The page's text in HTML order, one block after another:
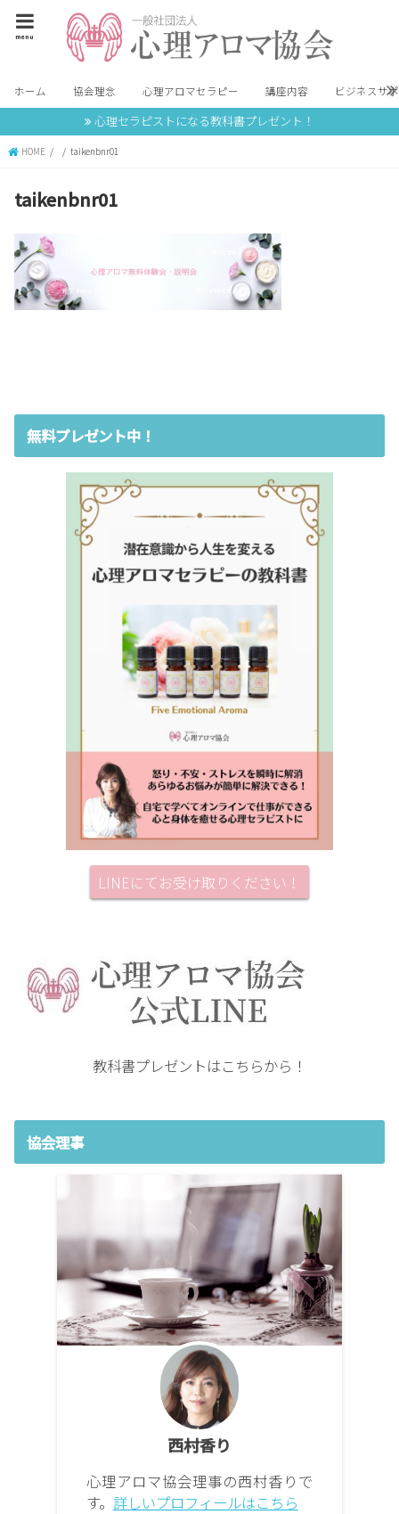
menu
ホーム 協会理念 心理アロマセラピー 講座内容 ビジネスサ
心理セラピストになる教科書プレゼント！
HOME taikenbnr01
taikenbnr01
無料プレゼント中！
LINEにてお受け取りください！
教科書プレゼントはこちらから！
協会理事
西村香り
心理アロマ協会理事の西村香りで
す。 詳しいプロフィールはこちら